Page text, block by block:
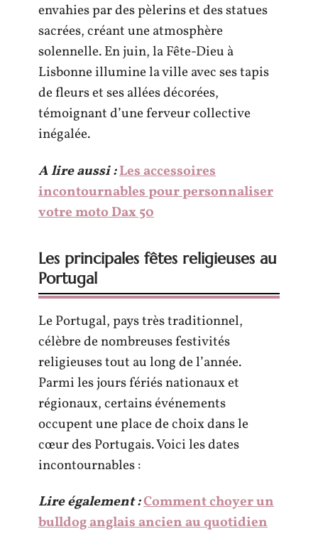
envahies par des pèlerins et des statues
sacrées, créant une atmosphère
solennelle. En juin, la Fête-Dieu à
Lisbonne illumine la ville avec ses tapis
de fleurs et ses allées décorées,
témoignant d’une ferveur collective
inégalée.
A lire aussi :Les accessoires
incontournables pour personnaliser
votre moto Dax 50
Les principales fêtes religieuses au
Portugal
Le Portugal, pays très traditionnel,
célèbre de nombreuses festivités
religieuses tout au long de l’année.
Parmi les jours fériés nationaux et
régionaux, certains événements
occupent une place de choix dans le
cœur des Portugais. Voici les dates
incontournables :
Lire également :Comment choyer un
bulldog anglais ancien au quotidien